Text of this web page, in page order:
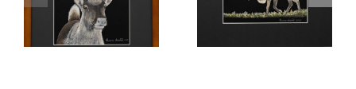
Kemppi Eloporo